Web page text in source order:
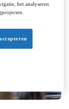
het analyseren